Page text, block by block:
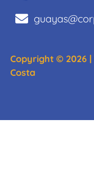
Copyright © 2026 |
Costa